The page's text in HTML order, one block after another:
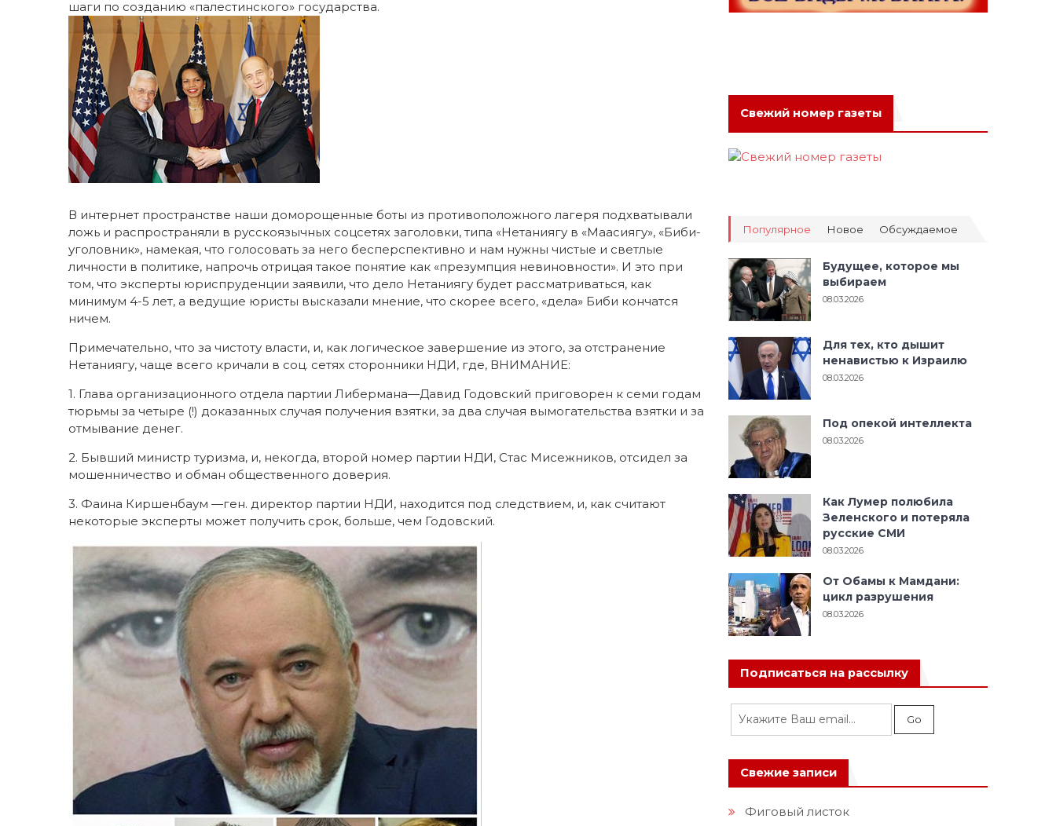
шаги по созданию «палестинского» государства.
В интернет пространстве наши доморощенные боты из противоположного лагеря подхватывали
ложь и распространяли в русскоязычных соцсетях заголовки, типа «Нетаниягу в «Маасиягу», «Биби-
уголовник», намекая, что голосовать за него бесперспективно и нам нужны чистые и светлые
личности в политике, напрочь отрицая такое понятие как «презумпция невиновности». И это при
том, что эксперты юриспруденции заявили, что дело Нетаниягу будет рассматриваться, как
минимум 4-5 лет, а ведущие юристы высказали мнение, что скорее всего, «дела» Биби кончатся
ничем.
Примечательно, что за чистоту власти, и, как логическое завершение из этого, за отстранение
Нетаниягу, чаще всего кричали в соц. сетях сторонники НДИ, где, ВНИМАНИЕ:
1. Глава организационного отдела партии Либермана—Давид Годовский приговорен к семи годам
тюрьмы за четыре (!) доказанных случая получения взятки, за два случая вымогательства взятки и за
отмывание денег.
2. Бывший министр туризма, и, некогда, второй номер партии НДИ, Стас Мисежников, отсидел за
мошенничество и обман общественного доверия.
3. Фаина Киршенбаум —ген. директор партии НДИ, находится под следствием, и, как считают
некоторые эксперты может получить срок, больше, чем Годовский.
Свежий номер газеты
Популярное Новое Обсуждаемое
Будущее, которое мы
выбираем
08.03.2026
Для тех, кто дышит
ненавистью к Израилю
08.03.2026
Под опекой интеллекта
08.03.2026
Как Лумер полюбила
Зеленского и потеряла
русские СМИ
08.03.2026
От Обамы к Мамдани:
цикл разрушения
08.03.2026
Подписаться на рассылку
Свежие записи
Фиговый листок